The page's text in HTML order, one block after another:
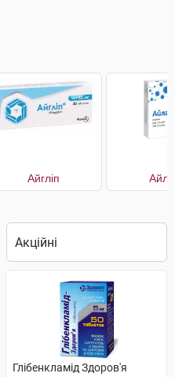
Айгліп
Глібенкламід Здоров'я